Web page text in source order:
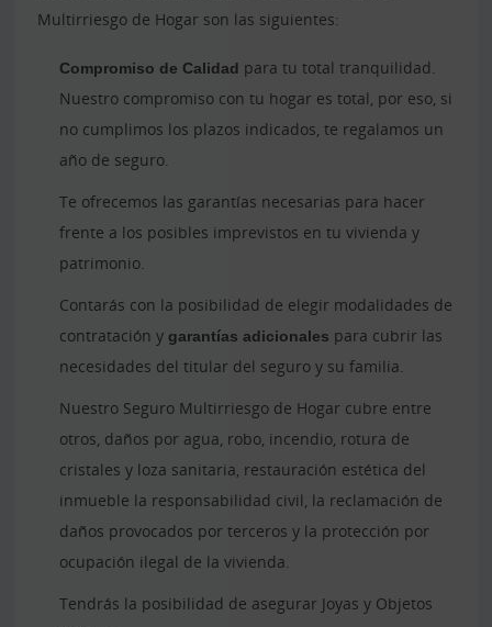
Multirriesgo de Hogar son las siguientes:
Compromiso de Calidad para tu total tranquilidad.
Nuestro compromiso con tu hogar es total, por eso, si
no cumplimos los plazos indicados, te regalamos un
año de seguro.
Te ofrecemos las garantías necesarias para hacer
frente a los posibles imprevistos en tu vivienda y
patrimonio.
Contarás con la posibilidad de elegir modalidades de
contratación y garantías adicionales para cubrir las
necesidades del titular del seguro y su familia.
Nuestro Seguro Multirriesgo de Hogar cubre entre
otros, daños por agua, robo, incendio, rotura de
cristales y loza sanitaria, restauración estética del
inmueble la responsabilidad civil, la reclamación de
daños provocados por terceros y la protección por
ocupación ilegal de la vivienda.
Tendrás la posibilidad de asegurar Joyas y Objetos